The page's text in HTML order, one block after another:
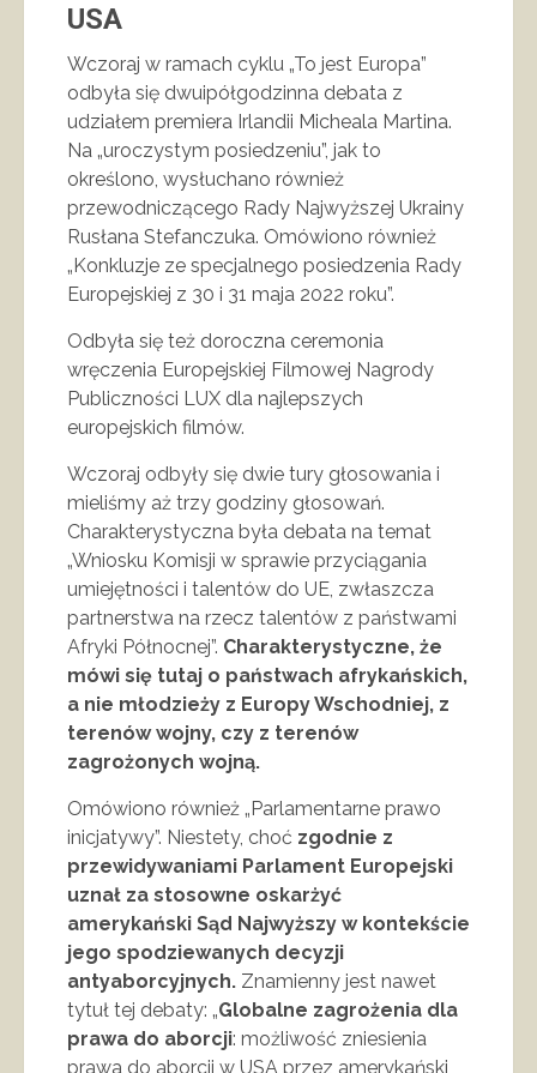
USA
Wczoraj w ramach cyklu „To jest Europa”
odbyła się dwuipółgodzinna debata z
udziałem premiera Irlandii Micheala Martina.
Na „uroczystym posiedzeniu”, jak to
określono, wysłuchano również
przewodniczącego Rady Najwyższej Ukrainy
Rusłana Stefanczuka. Omówiono również
„Konkluzje ze specjalnego posiedzenia Rady
Europejskiej z 30 i 31 maja 2022 roku”.
Odbyła się też doroczna ceremonia
wręczenia Europejskiej Filmowej Nagrody
Publiczności LUX dla najlepszych
europejskich filmów.
Wczoraj odbyły się dwie tury głosowania i
mieliśmy aż trzy godziny głosowań.
Charakterystyczna była debata na temat
„Wniosku Komisji w sprawie przyciągania
umiejętności i talentów do UE, zwłaszcza
partnerstwa na rzecz talentów z państwami
Afryki Północnej”. Charakterystyczne, że
mówi się tutaj o państwach afrykańskich,
a nie młodzieży z Europy Wschodniej, z
terenów wojny, czy z terenów
zagrożonych wojną.
Omówiono również „Parlamentarne prawo
inicjatywy”. Niestety, choć zgodnie z
przewidywaniami Parlament Europejski
uznał za stosowne oskarżyć
amerykański Sąd Najwyższy w kontekście
jego spodziewanych decyzji
antyaborcyjnych. Znamienny jest nawet
tytuł tej debaty: „Globalne zagrożenia dla
prawa do aborcji: możliwość zniesienia
prawa do aborcji w USA przez amerykański